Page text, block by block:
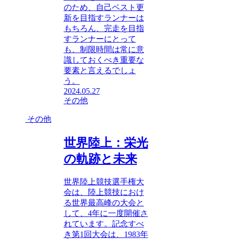
のため、自己ベスト更
新を目指すランナーは
もちろん、完走を目指
すランナーにとって
も、制限時間は常に意
識しておくべき重要な
要素と言えるでしょ
う。
2024.05.27
その他
その他
世界陸上：栄光
の軌跡と未来
世界陸上競技選手権大
会は、陸上競技におけ
る世界最高峰の大会と
して、4年に一度開催さ
れています。記念すべ
き第1回大会は、1983年